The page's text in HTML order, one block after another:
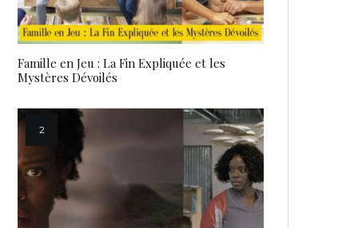
Famille en Jeu : La Fin Expliquée et les
Mystères Dévoilés